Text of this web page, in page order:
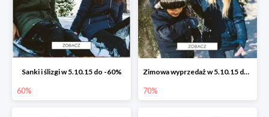
Sanki i ślizgi w 5.10.15 do -60%
60%
Zimowa wyprzedaż w 5.10.15 do -70%
70%